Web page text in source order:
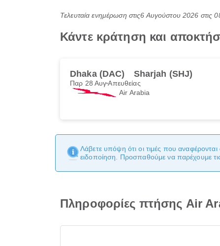
Τελευταία ενημέρωση στις6 Αυγούστου 2026 στις
Κάντε κράτηση και
Dhaka (DAC) Sharjah (SHJ)
Παρ 28 ΑυγΑπευθείας
Air Arabia
Λάβετε υπόψη ότι οι τιμές που
ειδοποίηση. Προσπαθούμε να παρέχουμε
Πληροφορίες πτήσης Air